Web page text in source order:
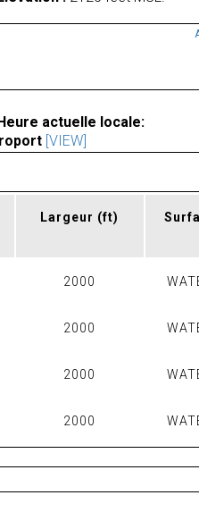
actuelle locale:
[VIEW]
Largeur (ft)
2000
2000
2000
2000